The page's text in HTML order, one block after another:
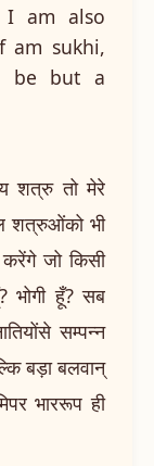
am also
am sukhi,
be but a
शत्रु तो मेरे
शत्रुओंको भी
करेंगे जो किसी
भोगी हूँ? सब
सम्पन्न
बड़ा बलवान्
भाररूप ही